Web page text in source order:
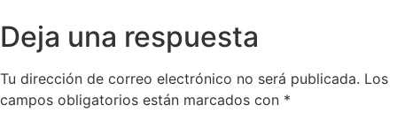
Deja una respuesta
Tu dirección de correo electrónico no será publicada. Los
campos obligatorios están marcados con *